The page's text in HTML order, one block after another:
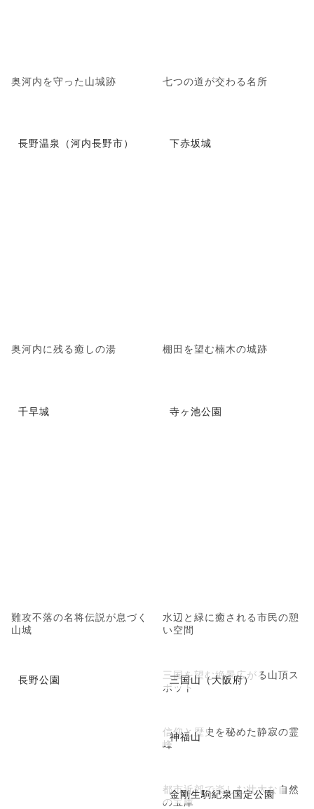
奥河内を守った山城跡 七つの道が交わる名所
長野温泉（河内長野市）
奥河内に残る癒しの湯
下赤坂城
棚田を望む楠木の城跡
千早城
難攻不落の名将伝説が息づく
山城
寺ヶ池公園
水辺と緑に癒される市民の憩
い空間
長野公園 三国山（大阪府）
三国を望む絶景広がる山頂ス
ポット
神福山
信仰と歴史を秘めた静寂の霊
峰
金剛生駒紀泉国定公園
都市近郊で楽しむ壮大な自然
の宝庫